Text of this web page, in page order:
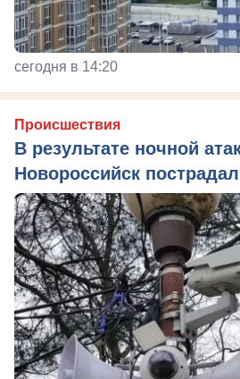
сегодня в 14:20
Происшествия
В результате ночной
Новороссийск